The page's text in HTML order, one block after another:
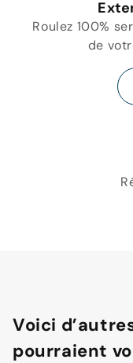
Roulez 100%
de
Voici
pourraient